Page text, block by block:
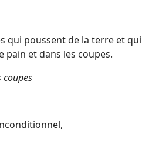
qui poussent de la terre et qui
pain et dans les coupes.
coupes